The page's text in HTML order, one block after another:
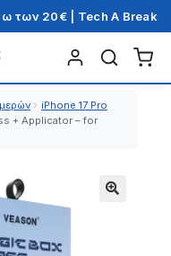
των 20€ | Tech A Break
iPhone 17 Pro
+ Applicator – for